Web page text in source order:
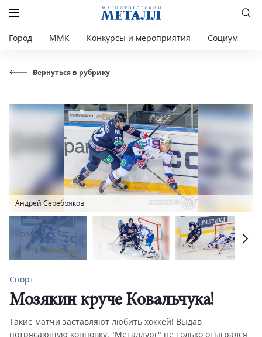
Город ММК Конкурсы и мероприятия Социум
Вернуться в рубрику
Спорт
Мозякин круче Ковальчука!
Такие матчи заставляют любить хоккей! Выдав
потрясающую концовку, "Металлург" не только отыгрался
Андрей Серебряков